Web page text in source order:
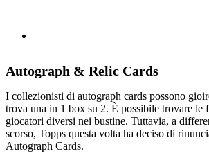
Autograph & Relic Cards
I collezionisti di autograph cards possono
trova una in 1 box su 2. È possibile trovare le
giocatori diversi nei bustine. Tuttavia, a
scorso, Topps questa volta ha deciso di
Autograph Cards.